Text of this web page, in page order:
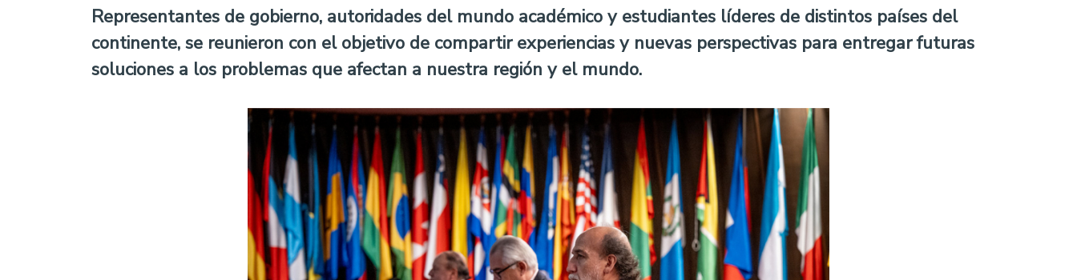
Representantes de gobierno, autoridades del mundo académico y estudiantes líderes de distintos países del
continente, se reunieron con el objetivo de compartir experiencias y nuevas perspectivas para entregar futuras
soluciones a los problemas que afectan a nuestra región y el mundo.